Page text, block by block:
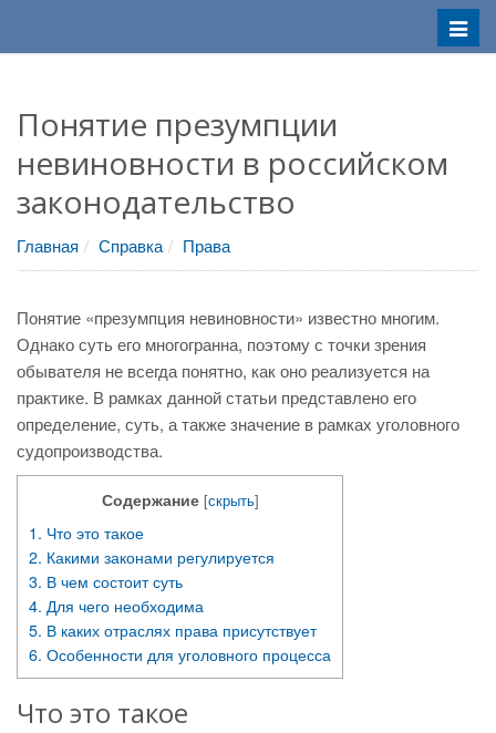
Меню
Понятие презумпции
невиновности в российском
законодательство
Главная Справка Права
Понятие «презумпция невиновности» известно многим.
Однако суть его многогранна, поэтому с точки зрения
обывателя не всегда понятно, как оно реализуется на
практике. В рамках данной статьи представлено его
определение, суть, а также значение в рамках уголовного
судопроизводства.
Содержание [скрыть]
1. Что это такое
2. Какими законами регулируется
3. В чем состоит суть
4. Для чего необходима
5. В каких отраслях права присутствует
6. Особенности для уголовного процесса
Что это такое